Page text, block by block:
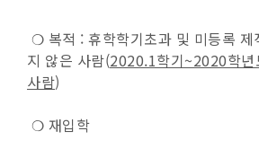
❍ 복적 : 휴학학기초과 및 미등록 제
지 않은 사람(2020.1학기~2020학년
사람)
❍ 재입학